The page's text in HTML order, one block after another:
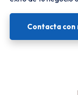
Contacta